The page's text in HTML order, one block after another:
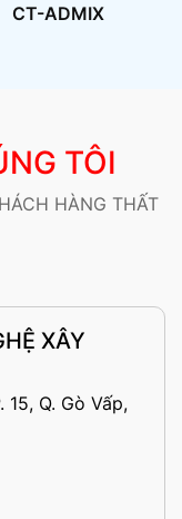
CT-ADMIX
TÔI
HÀNG THẤT
XÂY
Q. Gò Vấp,